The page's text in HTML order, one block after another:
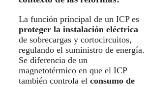
La función principal de un ICP es
proteger la instalación eléctrica
de sobrecargas y cortocircuitos,
regulando el suministro de energía.
Se diferencia de un
magnetotérmico en que el ICP
también controla el consumo de